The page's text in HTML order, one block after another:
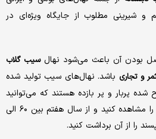
شیرینی مطلوب از جایگاه ویژه‌ای در
بودن آن باعث می‌شود نهالسیب گلاب
و تجاری باشد. نهال‌های سیب تولید شده
شده پربار و پر بازده هستند که می‌توانید
از سال سوم کاشت باردهی آن را مشاهده کنید و از سال هفتم بین ۶۰ الی